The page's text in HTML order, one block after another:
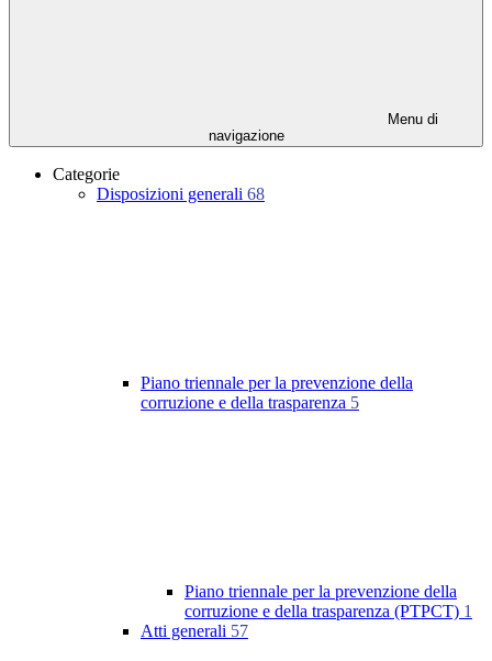
Menu di
navigazione
Categorie
Disposizioni generali 68
Piano triennale per la prevenzione della
corruzione e della trasparenza 5
Piano triennale per la prevenzione della
corruzione e della trasparenza (PTPCT) 1
Atti generali 57